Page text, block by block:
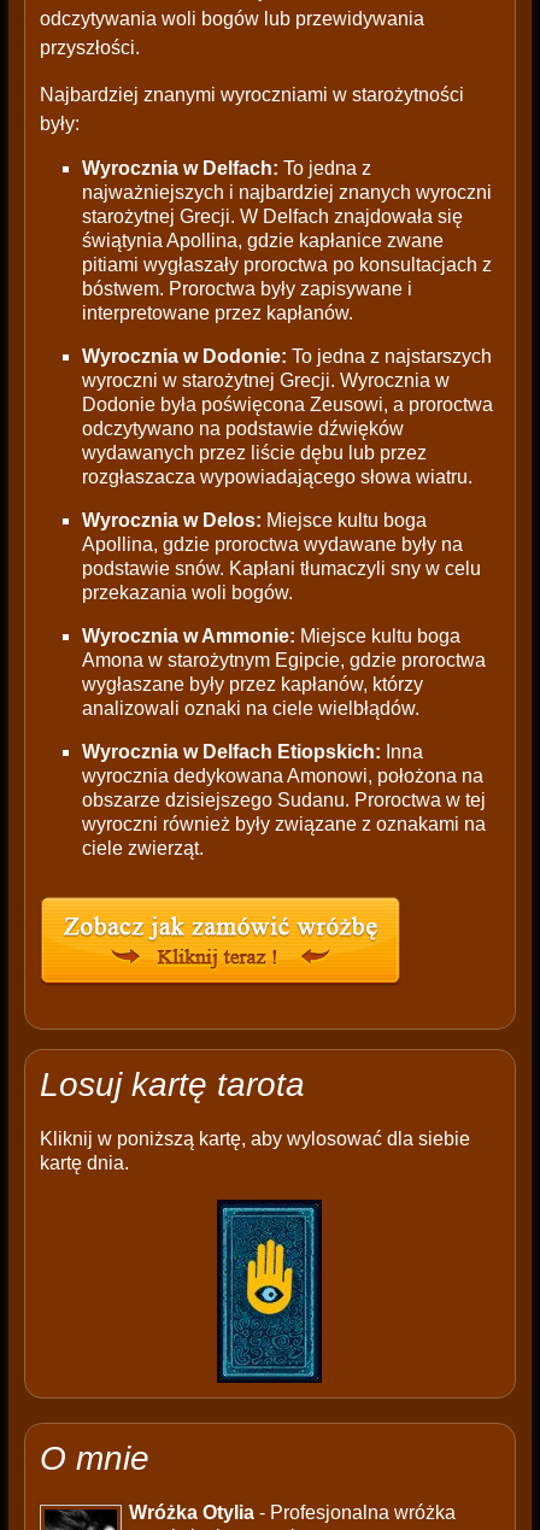
odczytywania woli bogów lub przewidywania
przyszłości.
Najbardziej znanymi wyroczniami w starożytności
były:
Wyrocznia w Delfach: To jedna z
najważniejszych i najbardziej znanych wyroczni
starożytnej Grecji. W Delfach znajdowała się
świątynia Apollina, gdzie kapłanice zwane
pitiami wygłaszały proroctwa po konsultacjach z
bóstwem. Proroctwa były zapisywane i
interpretowane przez kapłanów.
Wyrocznia w Dodonie: To jedna z najstarszych
wyroczni w starożytnej Grecji. Wyrocznia w
Dodonie była poświęcona Zeusowi, a proroctwa
odczytywano na podstawie dźwięków
wydawanych przez liście dębu lub przez
rozgłaszacza wypowiadającego słowa wiatru.
Wyrocznia w Delos: Miejsce kultu boga
Apollina, gdzie proroctwa wydawane były na
podstawie snów. Kapłani tłumaczyli sny w celu
przekazania woli bogów.
Wyrocznia w Ammonie: Miejsce kultu boga
Amona w starożytnym Egipcie, gdzie proroctwa
wygłaszane były przez kapłanów, którzy
analizowali oznaki na ciele wielbłądów.
Wyrocznia w Delfach Etiopskich: Inna
wyrocznia dedykowana Amonowi, położona na
obszarze dzisiejszego Sudanu. Proroctwa w tej
wyroczni również były związane z oznakami na
ciele zwierząt.
Losuj kartę tarota
Kliknij w poniższą kartę, aby wylosować dla siebie
kartę dnia.
O mnie
Wróżka Otylia- Profesjonalna wróżka